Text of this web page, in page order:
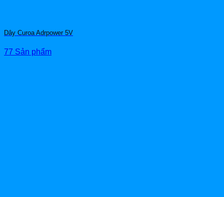
Dây Curoa Adrpower 5V
77 Sản phẩm